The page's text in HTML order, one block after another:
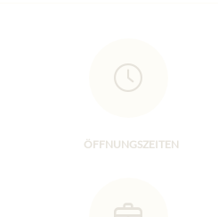
ÖFFNUNGSZEITEN